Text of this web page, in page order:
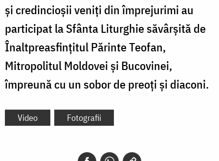
și credincioșii veniți din împrejurimi au
participat la Sfânta Liturghie săvârșită de
Înaltpreasfințitul Părinte Teofan,
Mitropolitul Moldovei și Bucovinei,
împreună cu un sobor de preoți și diaconi.
Video Fotografii